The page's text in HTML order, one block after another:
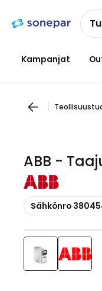
navigointiinsisältöön
Kampanjat
ABB -
Kopioi
Sähkönro